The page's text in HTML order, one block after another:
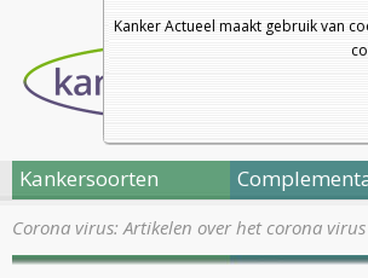
Kanker Actueel maakt gebruik van
Kankersoorten
Corona virus: Artikelen over het corona